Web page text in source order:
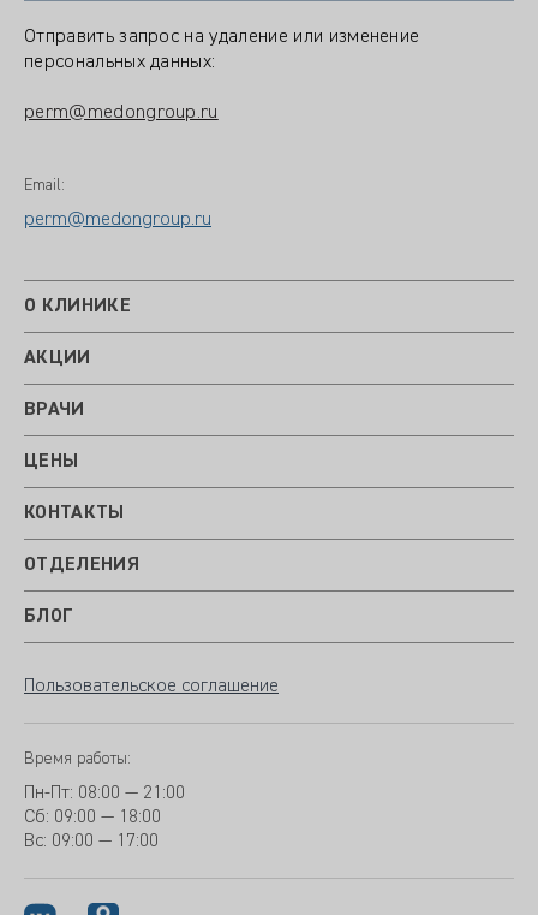
Отправить запрос на удаление или изменение
персональных данных:
perm@medongroup.ru
Email:
perm@medongroup.ru
О КЛИНИКЕ
АКЦИИ
ВРАЧИ
ЦЕНЫ
КОНТАКТЫ
ОТДЕЛЕНИЯ
БЛОГ
Пользовательское соглашение
Время работы:
Пн-Пт: 08:00 — 21:00
Сб: 09:00 — 18:00
Вс: 09:00 — 17:00